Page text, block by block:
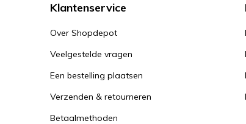
Klantenservice
Over Shopdepot
Veelgestelde vragen
Een bestelling plaatsen
Verzenden & retourneren
Betaalmethoden